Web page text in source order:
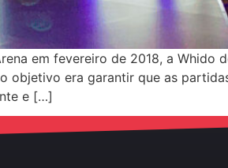
em fevereiro de 2018, a Whido
objetivo era garantir que as
e […]